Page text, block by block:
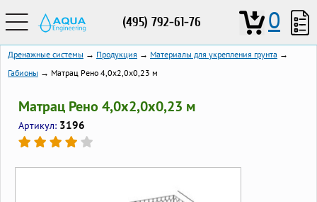
(495) 792-61-76 0
Дренажные системы → Продукция → Материалы для укрепления грунта →
Габионы → Матрац Рено 4,0х2,0х0,23 м
Матрац Рено 4,0х2,0х0,23 м
Артикул: 3196